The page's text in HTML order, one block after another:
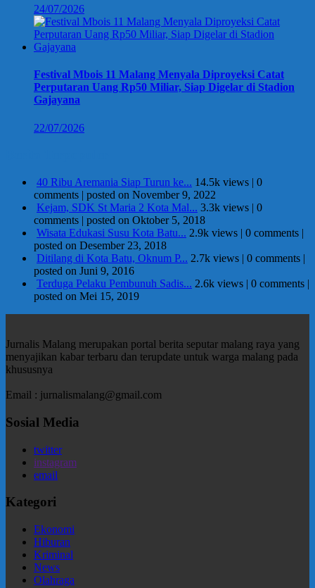
24/07/2026
Festival Mbois 11 Malang Menyala Diproyeksi Catat
Perputaran Uang Rp50 Miliar, Siap Digelar di Stadion
Gajayana
22/07/2026
40 Ribu Aremania Siap Turun ke... 14.5k views | 0
comments | posted on November 9, 2022
Kejam, SDK St Maria 2 Kota Mal... 3.3k views | 0
comments | posted on Oktober 5, 2018
Wisata Edukasi Susu Kota Batu... 2.9k views | 0 comments |
posted on Desember 23, 2018
Ditilang di Kota Batu, Oknum P... 2.7k views | 0 comments |
posted on Juni 9, 2016
Terduga Pelaku Pembunuh Sadis... 2.6k views | 0 comments |
posted on Mei 15, 2019
Jurnalis Malang merupakan portal berita seputar malang raya yang
menyajikan kabar terbaru dan terupdate untuk warga malang pada
khususnya
Email : jurnalismalang@gmail.com
Sosial Media
twitter
instagram
email
Kategori
Ekonomi
Hiburan
Kriminal
News
Olahraga